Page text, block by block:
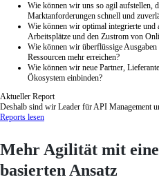
Wie können wir uns so agil aufstellen,
Marktanforderungen schnell und
Wie können wir optimal integrierte und
Arbeitsplätze und den Zustrom von
Wie können wir überflüssige
Ressourcen mehr erreichen?
Wie können wir neue Partner,
Ökosystem einbinden?
Aktueller Report
Deshalb sind wir Leader für API Management
Reports lesen
Mehr Agilität mit
basierten Ansatz